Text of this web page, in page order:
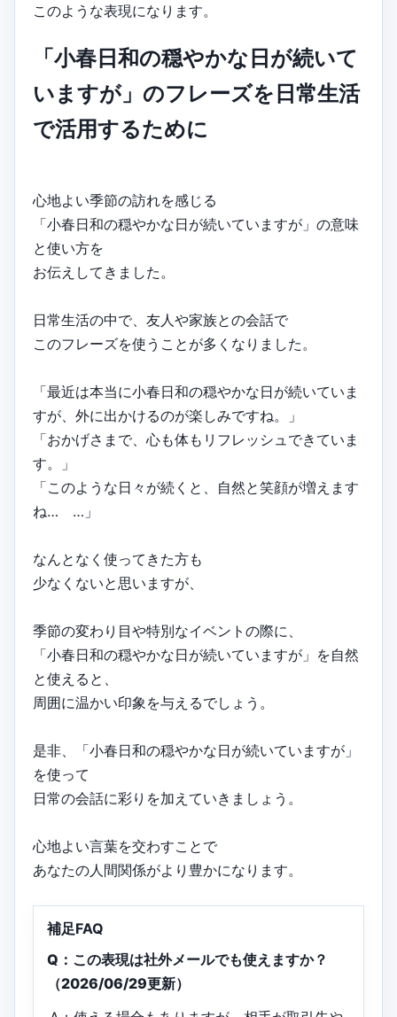
このような表現になります。
「小春日和の穏やかな日が続いて
いますが」のフレーズを日常生活
で活用するために
心地よい季節の訪れを感じる
「小春日和の穏やかな日が続いていますが」の意味
と使い方を
お伝えしてきました。
日常生活の中で、友人や家族との会話で
このフレーズを使うことが多くなりました。
「最近は本当に小春日和の穏やかな日が続いていま
すが、外に出かけるのが楽しみですね。」
「おかげさまで、心も体もリフレッシュできていま
す。」
「このような日々が続くと、自然と笑顔が増えます
ね… …」
なんとなく使ってきた方も
少なくないと思いますが、
季節の変わり目や特別なイベントの際に、
「小春日和の穏やかな日が続いていますが」を自然
と使えると、
周囲に温かい印象を与えるでしょう。
是非、「小春日和の穏やかな日が続いていますが」
を使って
日常の会話に彩りを加えていきましょう。
心地よい言葉を交わすことで
あなたの人間関係がより豊かになります。
補足FAQ
Q：この表現は社外メールでも使えますか？
（2026/06/29更新）